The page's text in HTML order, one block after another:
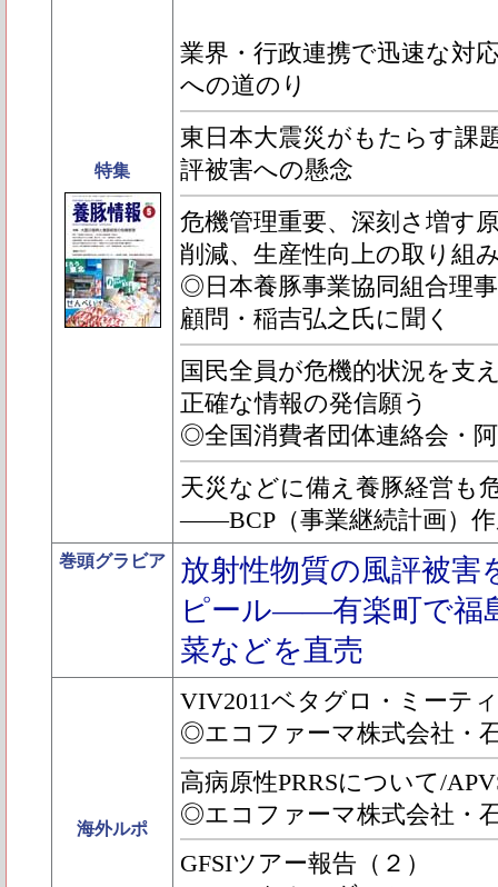
特集
業界・行政連携で迅速な
への道のり
東日本大震災がもたらす
評被害への懸念
危機管理重要、深刻さ増
削減、生産性向上の取り組
◎日本養豚事業協同組合理
顧問・稲吉弘之氏に聞く
国民全員が危機的状況を
正確な情報の発信願う
◎全国消費者団体連絡会・
天災などに備え養豚経営も
――BCP（事業継続計画）
巻頭グラビア
放射性物質の風評被害
ピール――有楽町で福
菜などを直売
海外ルポ
VIV2011ベタグロ・ミーテ
◎エコファーマ株式会社・
高病原性PRRSについて/
◎エコファーマ株式会社・
GFSIツアー報告（２）